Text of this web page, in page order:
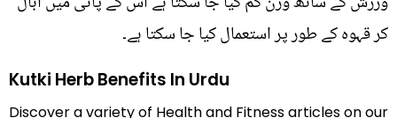
کر قہوہ کے طور پر استعمال کیا جا سکتا ہے۔
Kutki Herb Benefits In Urdu
Discover a variety of Health and Fitness articles on our